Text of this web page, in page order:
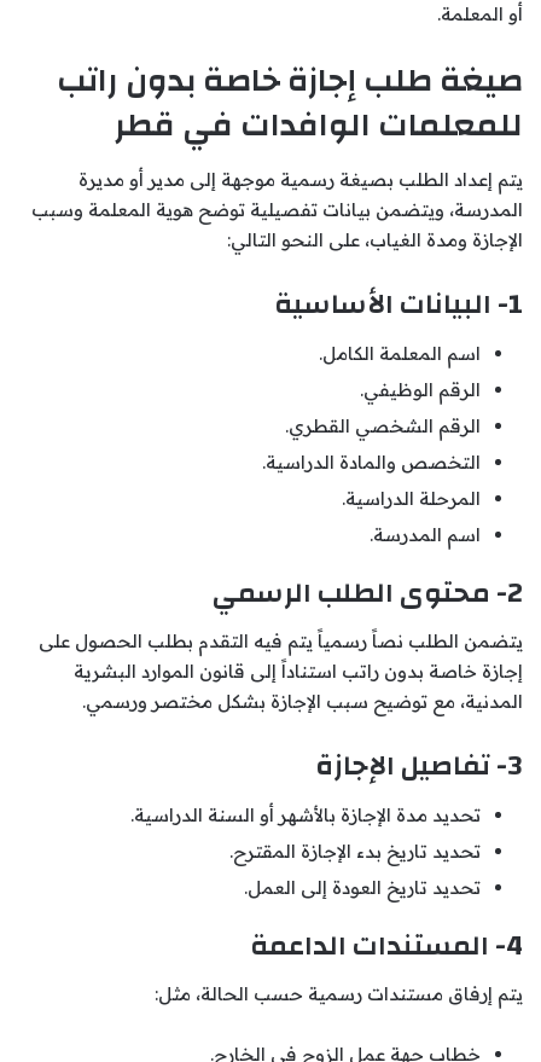
أو المعلمة.
صيغة طلب إجازة خاصة بدون راتب
للمعلمات الوافدات في قطر
يتم إعداد الطلب بصيغة رسمية موجهة إلى مدير أو مديرة
المدرسة، ويتضمن بيانات تفصيلية توضح هوية المعلمة وسبب
الإجازة ومدة الغياب، على النحو التالي:
1- البيانات الأساسية
اسم المعلمة الكامل.
الرقم الوظيفي.
الرقم الشخصي القطري.
التخصص والمادة الدراسية.
المرحلة الدراسية.
اسم المدرسة.
2- محتوى الطلب الرسمي
يتضمن الطلب نصاً رسمياً يتم فيه التقدم بطلب الحصول على
إجازة خاصة بدون راتب استناداً إلى قانون الموارد البشرية
المدنية، مع توضيح سبب الإجازة بشكل مختصر ورسمي.
3- تفاصيل الإجازة
تحديد مدة الإجازة بالأشهر أو السنة الدراسية.
تحديد تاريخ بدء الإجازة المقترح.
تحديد تاريخ العودة إلى العمل.
4- المستندات الداعمة
يتم إرفاق مستندات رسمية حسب الحالة، مثل:
خطاب جهة عمل الزوج في الخارج.